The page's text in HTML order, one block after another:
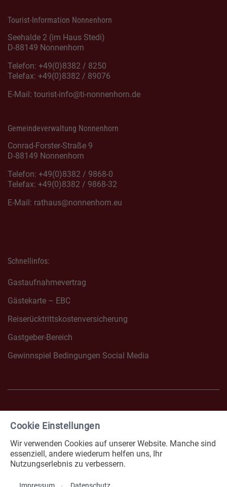
Tourist-Information Nonnenhorn
Seehalde 2 (im Haus Stedi)
D-88149 Nonnenhorn
Telefon: +49(0)8382 / 8250
Telefax: +49(0)8382 / 89076
E-Mail: tourist-info@ti-nonnenhorn.de
Gemeindeverwaltung Nonnenhorn
Conrad-Forster-Straße 9
D-88149 Nonnenhorn
Telefon: +49(0)8382 / 9868-0
Telefax: +49(0)8382 / 9868-32
E-Mail: rathaus@nonnenhorn.eu
Schnellinfos:
Gastaufnahmevertrag
Gästekarte – EBC
Reiserücktrittskostenversicherung
Gastgeber-Bereich
Gewinnspiel Bedingungen Social Media
FACEBOOK NONNENHORN
Impressum
Datenschutz
Cookie Einstellungen
Wir verwenden Cookies auf unserer Website. Manche sind
essenziell, andere wiederum helfen uns, Ihr
Nutzungserlebnis zu verbessern.